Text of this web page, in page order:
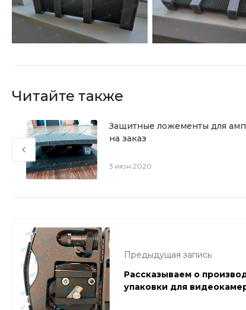
Читайте также
Защитные ложементы для
на заказ
3 июн 2020
Предыдущая запись
Рассказываем о
упаковки для